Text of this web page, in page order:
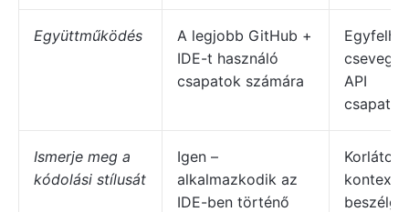
Együttműködés
A legjobb GitHub +
IDE-t használó
csapatok számára
API
Ismerje meg a
kódolási stílusát
Igen –
alkalmazkodik az
IDE-ben történő